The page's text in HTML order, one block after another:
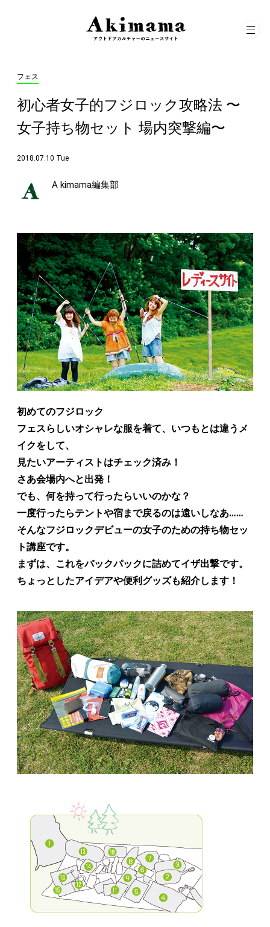
フェス
初心者女子的フジロック攻略法 〜
女子持ち物セット 場内突撃編〜
2018.07.10 Tue
A kimama編集部
初めてのフジロック
フェスらしいオシャレな服を着て、いつもとは違うメ
イクをして、
見たいアーティストはチェック済み！
さあ会場内へと出発！
でも、何を持って行ったらいいのかな？
一度行ったらテントや宿まで戻るのは遠いしなあ……
そんなフジロックデビューの女子のための持ち物セッ
ト講座です。
まずは、これをバックパックに詰めてイザ出撃です。
ちょっとしたアイデアや便利グッズも紹介します！